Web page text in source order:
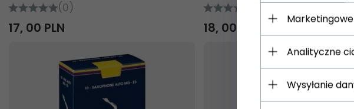
(0)
17, 00 PLN
(0)
18, 00
Analityczne
Wysyłanie